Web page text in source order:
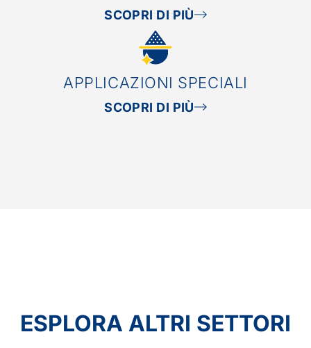
SCOPRI DI PIÙ
APPLICAZIONI SPECIALI
SCOPRI DI PIÙ
ESPLORA ALTRI SETTORI